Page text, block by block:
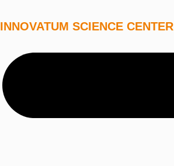
INNOVATUM SCIENCE CENTER